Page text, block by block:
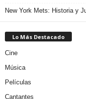
New York Mets: Historia y
Lo Más Destacado
Cine
Música
Películas
Cantantes